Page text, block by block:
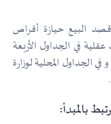
البيع حيازة أقراص
في الجداول الأربعة
من اتفاقية المؤثرات العقلية لسنة 1971 و في الجداول المحلية لوزارة
بالمبدأ: